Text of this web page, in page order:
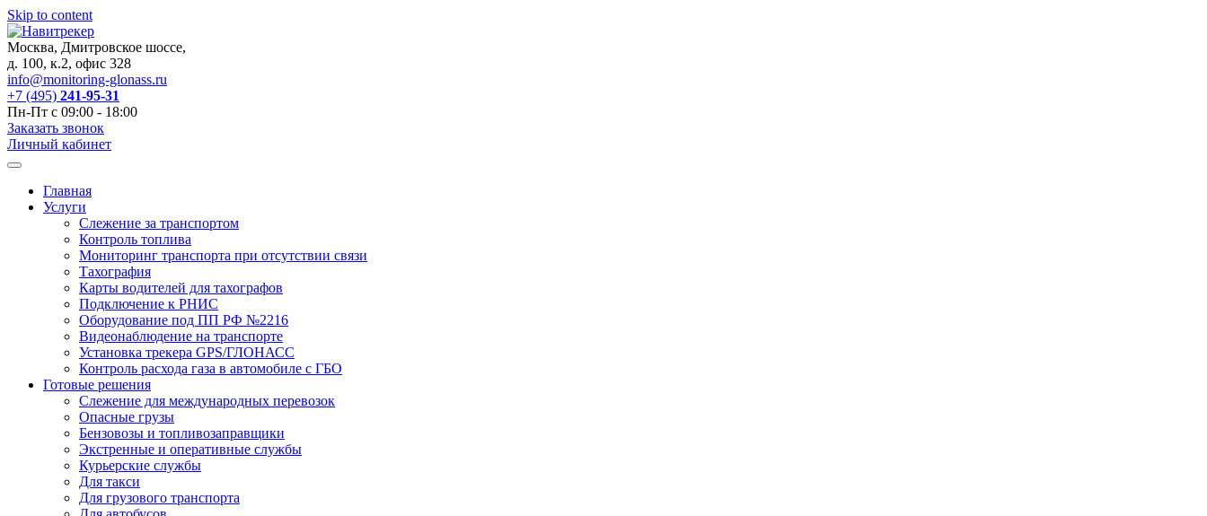
Skip to content
Москва, Дмитровское шоссе,
д. 100, к.2, офис 328
info@monitoring-glonass.ru
+7 (495) 241-95-31
Пн-Пт с 09:00 - 18:00
Заказать звонок
Личный кабинет
Главная
Услуги
Слежение за транспортом
Контроль топлива
Мониторинг транспорта при отсутствии связи
Тахография
Карты водителей для тахографов
Подключение к РНИС
Оборудование под ПП РФ №2216
Видеонаблюдение на транспорте
Установка трекера GPS/ГЛОНАСС
Контроль расхода газа в автомобиле с ГБО
Готовые решения
Слежение для международных перевозок
Опасные грузы
Бензовозы и топливозаправщики
Экстренные и оперативные службы
Курьерские службы
Для такси
Для грузового транспорта